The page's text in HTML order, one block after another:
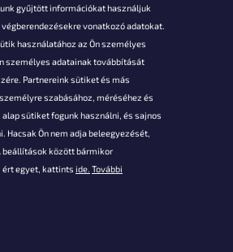
gyűjtött információkat használjuk
vonatkozó adatokat.
használatához az Ön személyes
személyes adatainak továbbítását
Partnereink sütiket és más
szabásához, méréséhez és
sütiket fogunk használni, és sajnos
Ön nem adja beleegyezését,
beállítások között bármikor
ért egyet, kattints ide. További